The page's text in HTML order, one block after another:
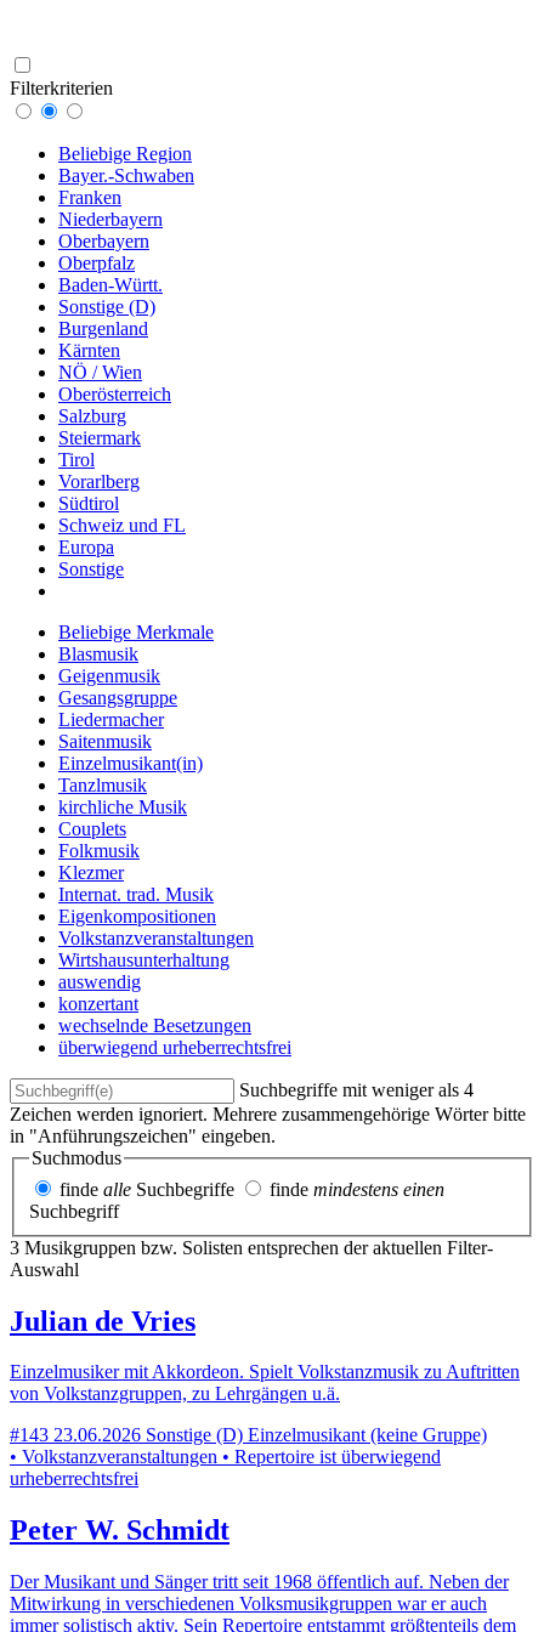
Filterkriterien
Beliebige Region
Bayer.-Schwaben
Franken
Niederbayern
Oberbayern
Oberpfalz
Baden-Württ.
Sonstige (D)
Burgenland
Kärnten
NÖ / Wien
Oberösterreich
Salzburg
Steiermark
Tirol
Vorarlberg
Südtirol
Schweiz und FL
Europa
Sonstige
Beliebige Merkmale
Blasmusik
Geigenmusik
Gesangsgruppe
Liedermacher
Saitenmusik
Einzelmusikant(in)
Tanzlmusik
kirchliche Musik
Couplets
Folkmusik
Klezmer
Internat. trad. Musik
Eigenkompositionen
Volkstanzveranstaltungen
Wirtshausunterhaltung
auswendig
konzertant
wechselnde Besetzungen
überwiegend urheberrechtsfrei
Suchbegriffe mit weniger als 4
Zeichen werden ignoriert. Mehrere zusammengehörige Wörter bitte
in "Anführungszeichen" eingeben.
Suchmodus
finde alle Suchbegriffe finde mindestens einen
Suchbegriff
3 Musikgruppen bzw. Solisten entsprechen der aktuellen Filter-
Auswahl
Julian de Vries
Einzelmusiker mit Akkordeon. Spielt Volkstanzmusik zu Auftritten
von Volkstanzgruppen, zu Lehrgängen u.ä.
#143 23.06.2026 Sonstige (D) Einzelmusikant (keine Gruppe)
• Volkstanzveranstaltungen • Repertoire ist überwiegend
urheberrechtsfrei
Peter W. Schmidt
Der Musikant und Sänger tritt seit 1968 öffentlich auf. Neben der
Mitwirkung in verschiedenen Volksmusikgruppen war er auch
immer solistisch aktiv. Sein Repertoire entstammt größtenteils dem